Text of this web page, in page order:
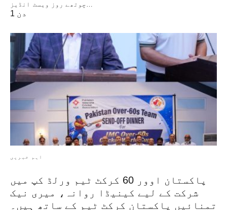
چوتھے روز ویسٹ انڈیز…
1 دن
اہم خبریں
پاکستان اوور 60 کرکٹ ٹیم ورلڈ کپ میں
شرکت کے لیے کینیڈا روانہ، میری نیک
تمنائیں پاکستان کرکٹ ٹیم کے ساتھ ہیں۔